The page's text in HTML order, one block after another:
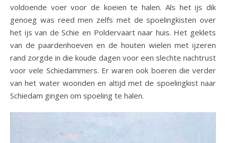
voldoende voer voor de koeien te halen. Als het ijs dik
genoeg was reed men zelfs met de spoelingkisten over
het ijs van de Schie en Poldervaart naar huis. Het geklets
van de paardenhoeven en de houten wielen met ijzeren
rand zorgde in die koude dagen voor een slechte nachtrust
voor vele Schiedammers. Er waren ook boeren die verder
van het water woonden en altijd met de spoelingkist naar
Schiedam gingen om spoeling te halen.